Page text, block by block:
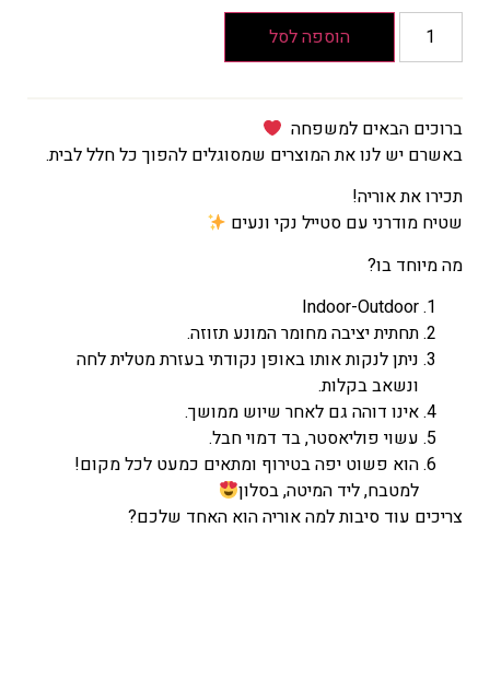
₪722
טווח
מחירים:
המחיר
הנוכחי
הוא
–
₪578
טווח
מחירים:
הוספה לסל
ברוכים הבאים למשפחה
באשרם יש לנו את המוצרים שמסוגלים להפוך כל חלל לבית.
תכירו את אוריה!
שטיח מודרני עם סטייל נקי ונעים
מה מיוחד בו?
Indoor-Outdoor
תחתית יציבה מחומר המונע תזוזה.
ניתן לנקות אותו באופן נקודתי בעזרת מטלית לחה
ונשאב בקלות.
אינו דוהה גם לאחר שיוש ממושך.
עשוי פוליאסטר, בד דמוי חבל.
הוא פשוט יפה בטירוף ומתאים כמעט לכל מקום!
למטבח, ליד המיטה, בסלון
צריכים עוד סיבות למה אוריה הוא האחד שלכם?